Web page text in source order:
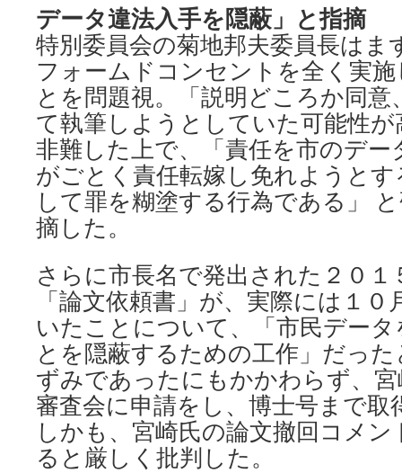
データ違法入手を隠蔽」と指摘
特別委員会の菊地邦夫委員長はま
フォームドコンセントを全く実
とを問題視。「説明どころか同
て執筆しようとしていた可能性
非難した上で、「責任を市のデ
がごとく責任転嫁し免れようと
して罪を糊塗する行為である」
摘した。
さらに市長名で発出された２０
「論文依頼書」が、実際には１
いたことについて、「市民デー
とを隠蔽するための工作」だっ
ずみであったにもかかわらず、
審査会に申請をし、博士号まで
しかも、宮崎氏の論文撤回コメ
ると厳しく批判した。